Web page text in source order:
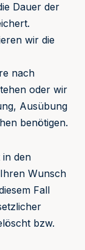
Dauer der
wir die
nach
oder wir
Ausübung
benötigen.
in den
Wunsch
Fall
bzw.